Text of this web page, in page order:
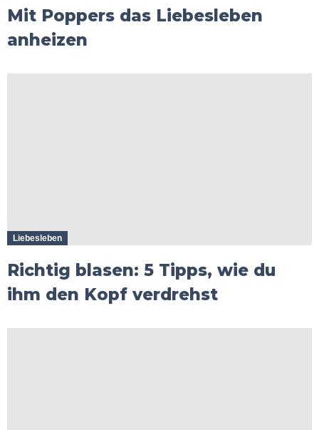
Mit Poppers das Liebesleben
anheizen
Liebesleben
Richtig blasen: 5 Tipps, wie du
ihm den Kopf verdrehst